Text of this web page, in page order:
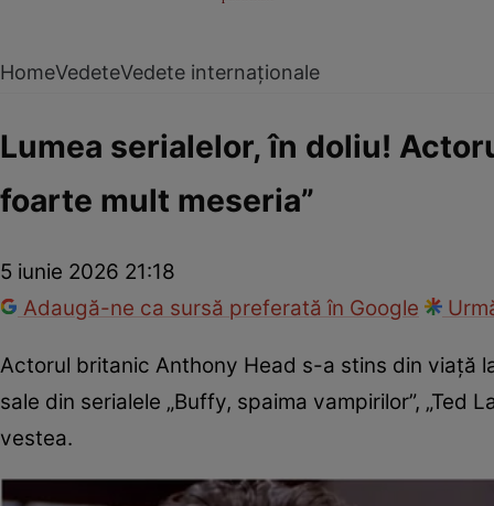
HomeVedeteVedete internaționale
Lumea serialelor, în doliu!
foarte mult meseria”
5 iunie 2026 21:18
Adaugă-ne ca sursă preferată în Google
Actorul britanic Anthony Head s-a stins din viață
sale din serialele „Buffy, spaima vampirilor”, „Ted
vestea.